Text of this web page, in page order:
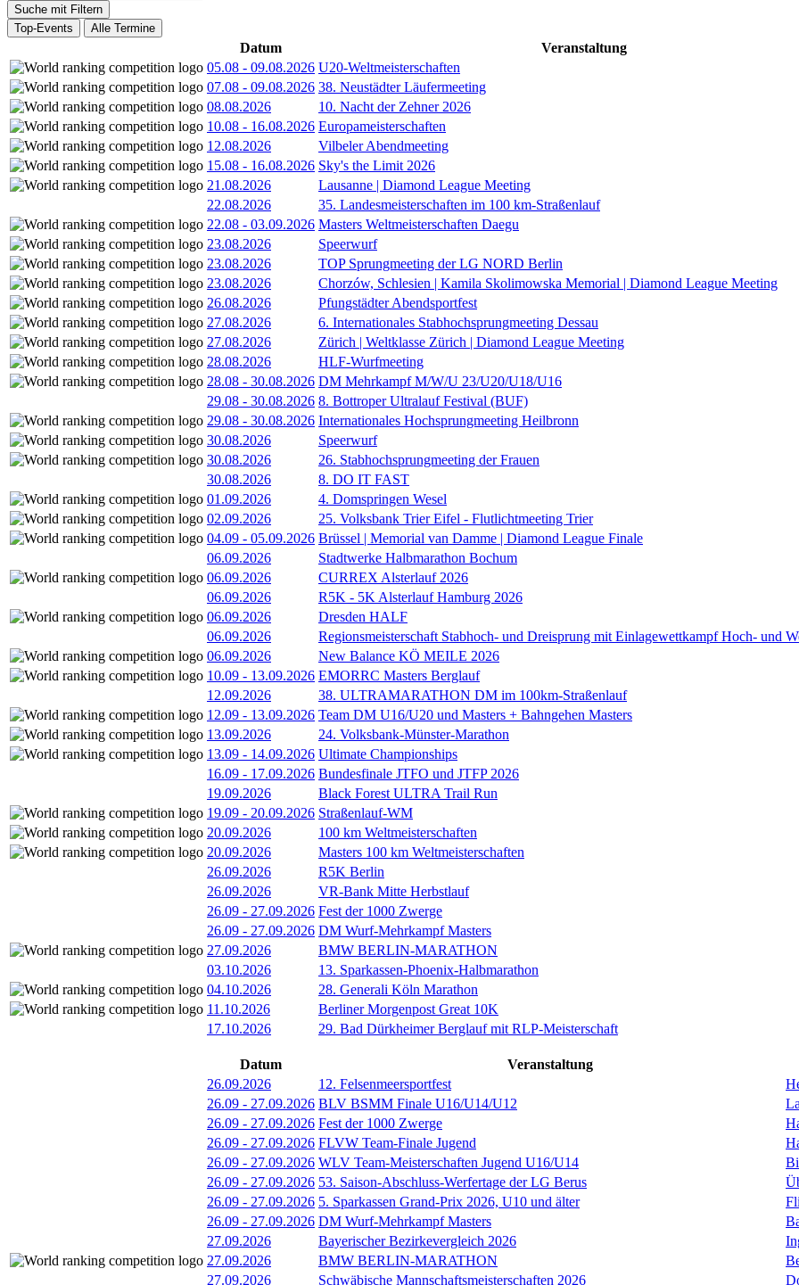
Suche mit Filtern
Top-Events
Alle Termine
Datum Veranstaltung
05.08 - 09.08.2026 U20-Weltmeisterschaften
07.08 - 09.08.2026 38. Neustädter Läufermeeting
08.08.2026
10. Nacht der Zehner 2026
10.08 - 16.08.2026 Europameisterschaften
12.08.2026
Vilbeler Abendmeeting
15.08 - 16.08.2026 Sky's the Limit 2026
21.08.2026
Lausanne | Diamond League Meeting
22.08.2026
35. Landesmeisterschaften im 100 km-Straßenlauf
22.08 - 03.09.2026 Masters Weltmeisterschaften Daegu
23.08.2026
Speerwurf
23.08.2026
TOP Sprungmeeting der LG NORD Berlin
23.08.2026
Chorzów, Schlesien | Kamila Skolimowska Memorial | Diamond League Meeting
26.08.2026
Pfungstädter Abendsportfest
27.08.2026
6. Internationales Stabhochsprungmeeting Dessau
27.08.2026
Zürich | Weltklasse Zürich | Diamond League Meeting
28.08.2026
HLF-Wurfmeeting
28.08 - 30.08.2026 DM Mehrkampf M/W/U 23/U20/U18/U16
29.08 - 30.08.2026 8. Bottroper Ultralauf Festival (BUF)
29.08 - 30.08.2026 Internationales Hochsprungmeeting Heilbronn
30.08.2026
Speerwurf
30.08.2026
26. Stabhochsprungmeeting der Frauen
30.08.2026
8. DO IT FAST
01.09.2026
4. Domspringen Wesel
02.09.2026
25. Volksbank Trier Eifel - Flutlichtmeeting Trier
04.09 - 05.09.2026 Brüssel | Memorial van Damme | Diamond League Finale
06.09.2026
Stadtwerke Halbmarathon Bochum
06.09.2026
CURREX Alsterlauf 2026
06.09.2026
R5K - 5K Alsterlauf Hamburg 2026
06.09.2026
Dresden HALF
06.09.2026
Regionsmeisterschaft Stabhoch- und Dreisprung mit Einlagewettkampf Hoch- und
06.09.2026
New Balance KÖ MEILE 2026
10.09 - 13.09.2026 EMORRC Masters Berglauf
12.09.2026
38. ULTRAMARATHON DM im 100km-Straßenlauf
12.09 - 13.09.2026 Team DM U16/U20 und Masters + Bahngehen Masters
13.09.2026
24. Volksbank-Münster-Marathon
13.09 - 14.09.2026 Ultimate Championships
16.09 - 17.09.2026 Bundesfinale JTFO und JTFP 2026
19.09.2026
Black Forest ULTRA Trail Run
19.09 - 20.09.2026 Straßenlauf-WM
20.09.2026
100 km Weltmeisterschaften
20.09.2026
Masters 100 km Weltmeisterschaften
26.09.2026
R5K Berlin
26.09.2026
VR-Bank Mitte Herbstlauf
26.09 - 27.09.2026 Fest der 1000 Zwerge
26.09 - 27.09.2026 DM Wurf-Mehrkampf Masters
27.09.2026
BMW BERLIN-MARATHON
03.10.2026
13. Sparkassen-Phoenix-Halbmarathon
04.10.2026
28. Generali Köln Marathon
11.10.2026
Berliner Morgenpost Great 10K
17.10.2026
29. Bad Dürkheimer Berglauf mit RLP-Meisterschaft
Datum Veranstaltung
26.09.2026
12. Felsenmeersportfest
26.09 - 27.09.2026 BLV BSMM Finale U16/U14/U12
26.09 - 27.09.2026 Fest der 1000 Zwerge
26.09 - 27.09.2026 FLVW Team-Finale Jugend
26.09 - 27.09.2026 WLV Team-Meisterschaften Jugend U16/U14
26.09 - 27.09.2026 53. Saison-Abschluss-Werfertage der LG Berus
26.09 - 27.09.2026 5. Sparkassen Grand-Prix 2026, U10 und älter
26.09 - 27.09.2026 DM Wurf-Mehrkampf Masters
27.09.2026
Bayerischer Bezirkevergleich 2026
27.09.2026
BMW BERLIN-MARATHON
27.09.2026
Schwäbische Mannschaftsmeisterschaften 2026